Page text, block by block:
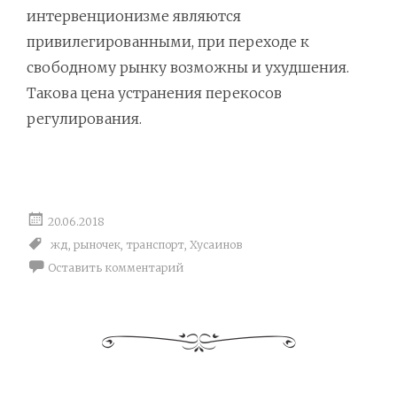
интервенционизме являются
привилегированными, при переходе к
свободному рынку возможны и ухудшения.
Такова цена устранения перекосов
регулирования.
20.06.2018
жд рыночек транспорт Хусаинов
Оставить комментарий